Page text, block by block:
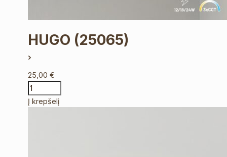
HUGO (25065)
25,00€
Į krepšelį